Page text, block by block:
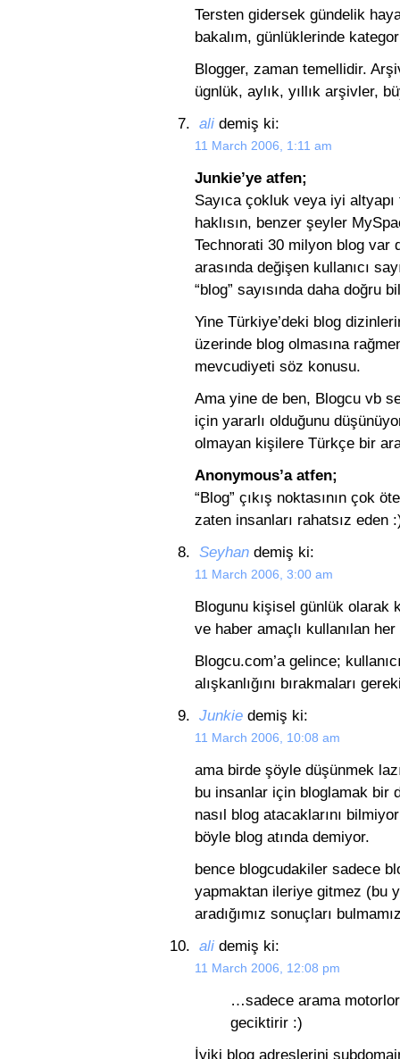
Tersten gidersek gündelik
bakalım, günlüklerinde
Blogger, zaman temellidir.
ügnlük, aylık, yıllık arşivler,
alidemiş ki:
11 March 2006, 1:11 am
Junkie’ye atfen;
Sayıca çokluk veya iyi
haklısın, benzer şeyler
Technorati 30 milyon blog
arasında değişen kullanıcı
“blog” sayısında daha doğru
Yine Türkiye’deki blog
üzerinde blog olmasına
mevcudiyeti söz konusu.
Ama yine de ben, Blogcu vb
için yararlı olduğunu
olmayan kişilere Türkçe bir
Anonymous’a atfen;
“Blog” çıkış noktasının çok
zaten insanları rahatsız eden
Seyhandemiş ki:
11 March 2006, 3:00 am
Blogunu kişisel günlük olarak
ve haber amaçlı kullanılan
Blogcu.com’a gelince;
alışkanlığını bırakmaları
Junkiedemiş ki:
11 March 2006, 10:08 am
ama birde şöyle düşünmek
bu insanlar için bloglamak bir
nasıl blog atacaklarını
böyle blog atında demiyor.
bence blogcudakiler sadece
yapmaktan ileriye gitmez (bu
aradığımız sonuçları
alidemiş ki:
11 March 2006, 12:08 pm
…sadece arama
geciktirir :)
İyiki blog adreslerini